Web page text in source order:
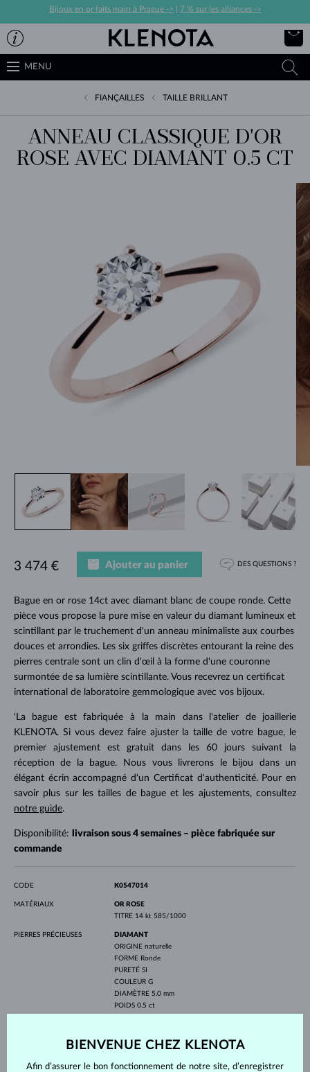
Bijoux en or faits main à Prague -> 7 % sur les alliances ->
MENU
FIANÇAILLES TAILLE BRILLANT
ANNEAU CLASSIQUE D'OR
ROSE AVEC DIAMANT 0.5 CT
Bague en or rose 14ct avec diamant blanc de coupe ronde. Cette
pièce vous propose la pure mise en valeur du diamant lumineux et
scintillant par le truchement d'un anneau minimaliste aux courbes
douces et arrondies. Les six griffes discrètes entourant la reine des
pierres centrale sont un clin d'œil à la forme d'une couronne
surmontée de sa lumière scintillante. Vous recevrez un certificat
international de laboratoire gemmologique avec vos bijoux.
'La bague est fabriquée à la main dans l'atelier de joaillerie
KLENOTA. Si vous devez faire ajuster la taille de votre bague, le
premier ajustement est gratuit dans les 60 jours suivant la
réception de la bague. Nous vous livrerons le bijou dans un
élégant écrin accompagné d'un Certificat d'authenticité. Pour en
savoir plus sur les tailles de bague et les ajustements, consultez
notre guide.
Disponibilité:
livraison sous 4 semaines – pièce fabriquée sur
commande
3 474 € Ajouter au panier DES QUESTIONS ?
CODE K0547014
MATÉRIAUX
OR ROSE
TITRE 14 kt 585/1000
PIERRES PRÉCIEUSES
DIAMANT
ORIGINE naturelle
FORME Ronde
PURETÉ SI
COULEUR G
DIAMÈTRE 5.0 mm
POIDS 0.5 ct
1.85 g
BIENVENUE CHEZ KLENOTA
Afin d’assurer le bon fonctionnement de notre site, d’enregistrer